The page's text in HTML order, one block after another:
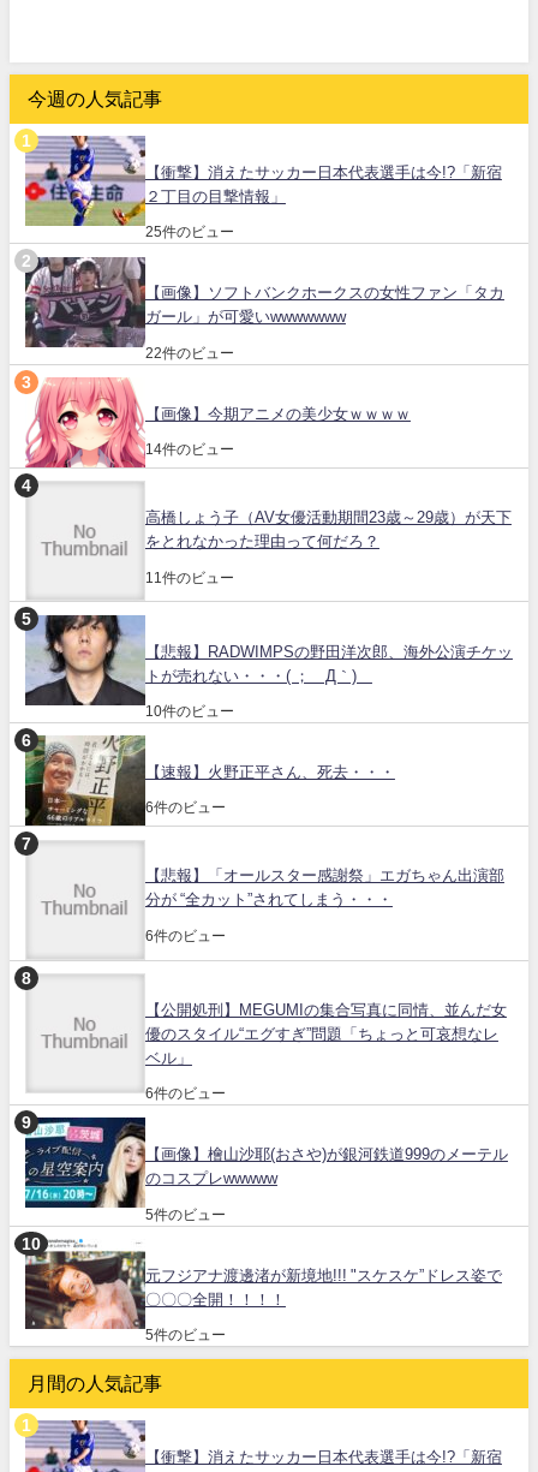
今週の人気記事
【衝撃】消えたサッカー日本代表選手は今!?「新宿
２丁目の目撃情報」
25件のビュー
【画像】ソフトバンクホークスの女性ファン「タカ
ガール」が可愛いwwwwwww
22件のビュー
【画像】今期アニメの美少女ｗｗｗｗ
14件のビュー
高橋しょう子（AV女優活動期間23歳～29歳）が天下
をとれなかった理由って何だろ？
11件のビュー
【悲報】RADWIMPSの野田洋次郎、海外公演チケッ
トが売れない・・・( ；´Д｀)
10件のビュー
【速報】火野正平さん、死去・・・
6件のビュー
【悲報】「オールスター感謝祭」エガちゃん出演部
分が “全カット”されてしまう・・・
6件のビュー
【公開処刑】MEGUMIの集合写真に同情、並んだ女
優のスタイル“エグすぎ”問題「ちょっと可哀想なレ
ベル」
6件のビュー
【画像】檜山沙耶(おさや)が銀河鉄道999のメーテル
のコスプレwwwww
5件のビュー
元フジアナ渡邊渚が新境地!!! "スケスケ”ドレス姿で
〇〇〇全開！！！！
5件のビュー
月間の人気記事
【衝撃】消えたサッカー日本代表選手は今!?「新宿